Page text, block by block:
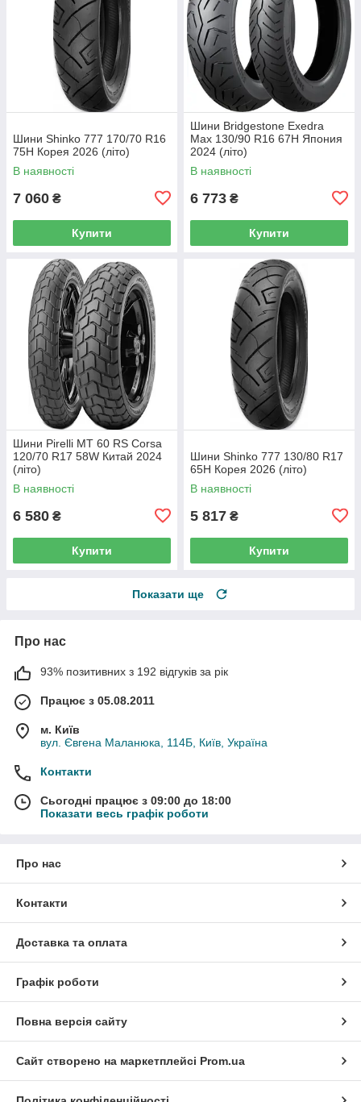
Шини Shinko 777 170/70 R16
75H Корея 2026 (літо)
В наявності
7 060 ₴
Купити
Шини Bridgestone Exedra
Max 130/90 R16 67H Япония
2024 (літо)
В наявності
6 773 ₴
Купити
Шини Pirelli MT 60 RS Corsa
120/70 R17 58W Китай 2024
(літо)
В наявності
6 580 ₴
Купити
Шини Shinko 777 130/80 R17
65H Корея 2026 (літо)
В наявності
5 817 ₴
Купити
Показати ще
Про нас
93% позитивних з 192 відгуків за рік
Працює з 05.08.2011
м. Київ
вул. Євгена Маланюка, 114Б, Київ, Україна
Контакти
Сьогодні працює з 09:00 до 18:00
Показати весь графік роботи
Про нас
Контакти
Доставка та оплата
Графік роботи
Повна версія сайту
Сайт створено на маркетплейсі Prom.ua